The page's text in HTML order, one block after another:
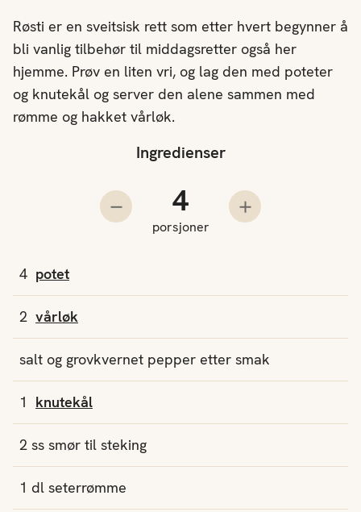
Ingredienser
Trekk fra en porsjon
Antall porsjoner
porsjoner
Legg til en
4 potet
2 vårløk
salt og grovkvernet pepper etter smak
1 knutekål
2 ss smør til steking
1 dl seterrømme
Røsti er en sveitsisk rett som etter hvert begynner å
bli vanlig tilbehør til middagsretter også her
hjemme. Prøv en liten vri, og lag den med poteter
og knutekål og server den alene sammen med
rømme og hakket vårløk.